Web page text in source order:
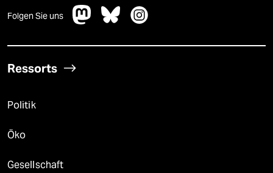
Folgen Sie uns
Ressorts
Politik
Öko
Gesellschaft